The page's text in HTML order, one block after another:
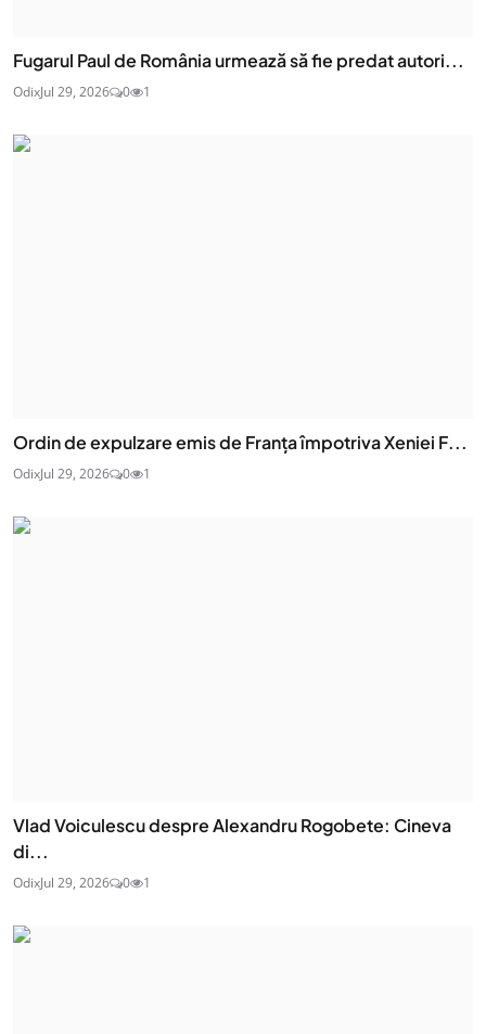
Fugarul Paul de România urmează să fie predat autori...
OdixJul 29, 2026 0 1
Ordin de expulzare emis de Franța împotriva Xeniei F...
OdixJul 29, 2026 0 1
Vlad Voiculescu despre Alexandru Rogobete: Cineva
di...
OdixJul 29, 2026 0 1